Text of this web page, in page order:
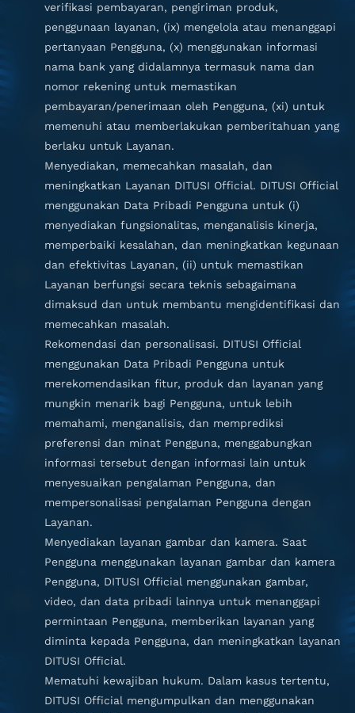
verifikasi pembayaran, pengiriman produk,
penggunaan layanan, (ix) mengelola atau menanggapi
pertanyaan Pengguna, (x) menggunakan informasi
nama bank yang didalamnya termasuk nama dan
nomor rekening untuk memastikan
pembayaran/penerimaan oleh Pengguna, (xi) untuk
memenuhi atau memberlakukan pemberitahuan yang
berlaku untuk Layanan.
Menyediakan, memecahkan masalah, dan
meningkatkan Layanan DITUSI Official. DITUSI Official
menggunakan Data Pribadi Pengguna untuk (i)
menyediakan fungsionalitas, menganalisis kinerja,
memperbaiki kesalahan, dan meningkatkan kegunaan
dan efektivitas Layanan, (ii) untuk memastikan
Layanan berfungsi secara teknis sebagaimana
dimaksud dan untuk membantu mengidentifikasi dan
memecahkan masalah.
Rekomendasi dan personalisasi. DITUSI Official
menggunakan Data Pribadi Pengguna untuk
merekomendasikan fitur, produk dan layanan yang
mungkin menarik bagi Pengguna, untuk lebih
memahami, menganalisis, dan memprediksi
preferensi dan minat Pengguna, menggabungkan
informasi tersebut dengan informasi lain untuk
menyesuaikan pengalaman Pengguna, dan
mempersonalisasi pengalaman Pengguna dengan
Layanan.
Menyediakan layanan gambar dan kamera. Saat
Pengguna menggunakan layanan gambar dan kamera
Pengguna, DITUSI Official menggunakan gambar,
video, dan data pribadi lainnya untuk menanggapi
permintaan Pengguna, memberikan layanan yang
diminta kepada Pengguna, dan meningkatkan layanan
DITUSI Official.
Mematuhi kewajiban hukum. Dalam kasus tertentu,
DITUSI Official mengumpulkan dan menggunakan